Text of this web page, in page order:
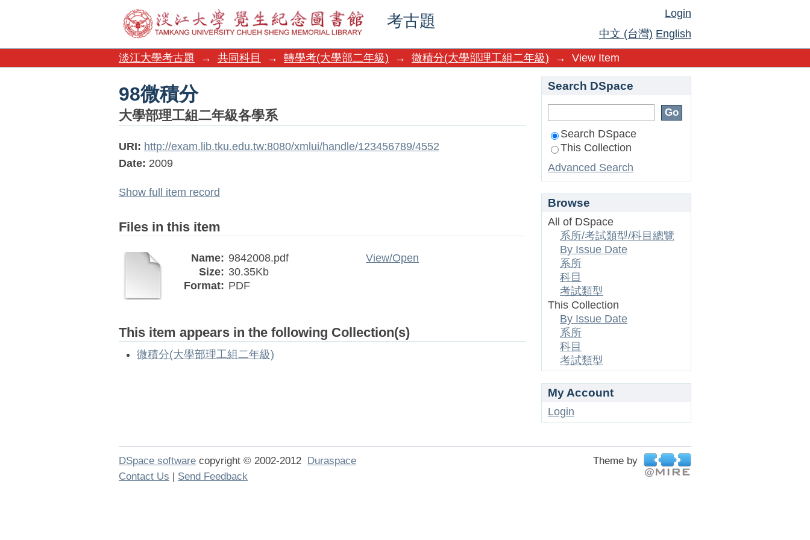
考古題
98微積分
Login
中文 (台灣) English
淡江大學考古題
→ 共同科目 → 轉學考(大學部二年級) → 微積分(大學部理工組二年級) → View Item
98微積分
大學部理工組二年級各學系
URI: http://exam.lib.tku.edu.tw:8080/xmlui/handle/123456789/4552
Date: 2009
Show full item record
Files in this item
Name: 9842008.pdf
Size: 30.35Kb
Format: PDF
View/Open
This item appears in the following Collection(s)
微積分(大學部理工組二年級)
Search DSpace
Search DSpace
This Collection
Advanced Search
Browse
All of DSpace
系所/考試類型/科目總覽
By Issue Date
系所
科目
考試類型
This Collection
By Issue Date
系所
科目
考試類型
My Account
Login
DSpace software copyright © 2002-2012 Duraspace
Theme by
Contact Us | Send Feedback